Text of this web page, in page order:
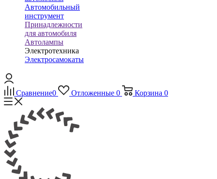
Автомобильный
инструмент
Принадлежности
для автомобиля
Автолампы
Электротехника
Электросамокаты
Сравнение0 Отложенные 0 Корзина 0